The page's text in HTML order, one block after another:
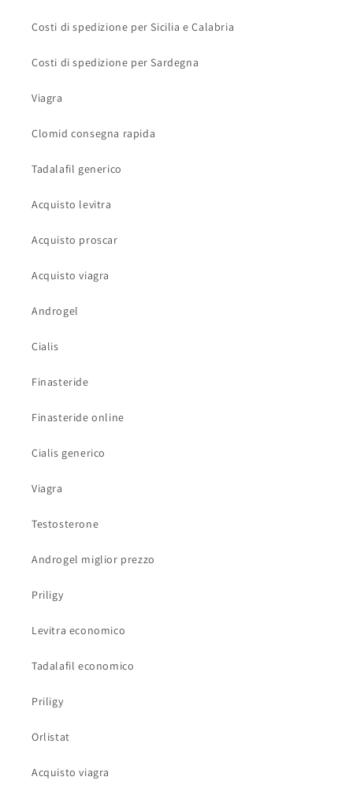
Costi di spedizione per Sicilia e Calabria
Costi di spedizione per Sardegna
Viagra
Clomid consegna rapida
Tadalafil generico
Acquisto levitra
Acquisto proscar
Acquisto viagra
Androgel
Cialis
Finasteride
Finasteride online
Cialis generico
Viagra
Testosterone
Androgel miglior prezzo
Priligy
Levitra economico
Tadalafil economico
Priligy
Orlistat
Acquisto viagra